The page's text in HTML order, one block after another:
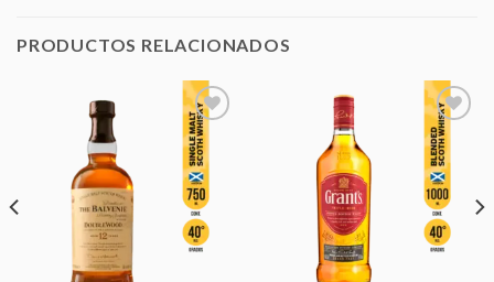
PRODUCTOS RELACIONADOS
Añadir
a la
lista de
deseos
Añadir
a la
lista de
deseos